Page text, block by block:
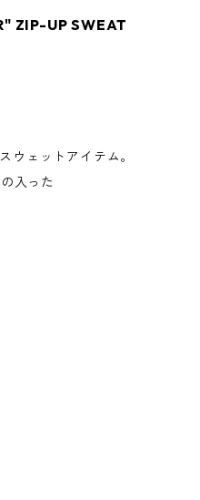
ZIP-UP SWEAT
ウェットアイテム。
入った